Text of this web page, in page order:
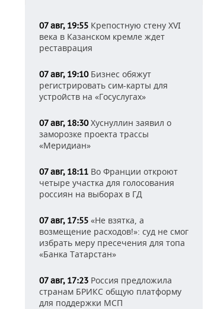
07 авг, 19:55 Крепостную стену XVI
века в Казанском кремле ждет
реставрация
07 авг, 19:10Бизнес обяжут
регистрировать сим-карты для
устройств на «Госуслугах»
07 авг, 18:30Хуснуллин заявил о
заморозке проекта трассы
«Меридиан»
07 авг, 18:11 Во Франции откроют
четыре участка для голосования
россиян на выборах в ГД
07 авг, 17:55 «Не взятка, а
возмещение расходов!»: суд не смог
избрать меру пресечения для топа
«Банка Татарстан»
07 авг, 17:23 Россия предложила
странам БРИКС общую платформу
для поддержки МСП